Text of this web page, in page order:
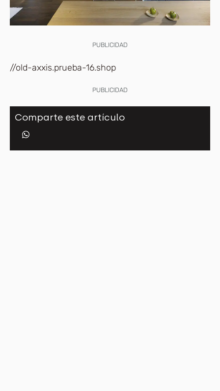
PUBLICIDAD
//old-axxis.prueba-16.shop
PUBLICIDAD
Comparte este artículo